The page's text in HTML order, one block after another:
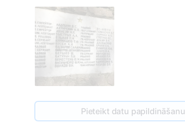
Pieteikt datu papildināšanu